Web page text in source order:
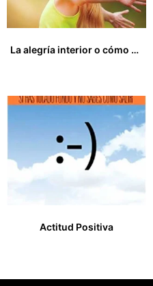
La alegría interior o cómo superar la depresión
Actitud Positiva